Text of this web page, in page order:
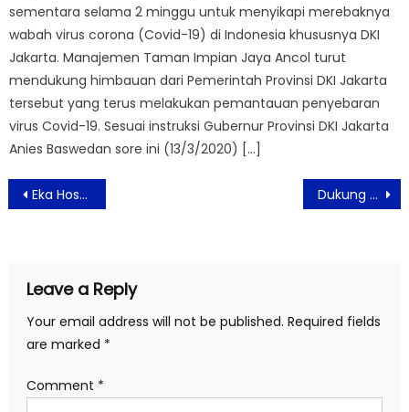
sementara selama 2 minggu untuk menyikapi merebaknya
wabah virus corona (Covid-19) di Indonesia khususnya DKI
Jakarta. Manajemen Taman Impian Jaya Ancol turut
mendukung himbauan dari Pemerintah Provinsi DKI Jakarta
tersebut yang terus melakukan pemantauan penyebaran
virus Covid-19. Sesuai instruksi Gubernur Provinsi DKI Jakarta
Anies Baswedan sore ini (13/3/2020) […]
Post
navigation
Eka Hospital Luncurkan Paket PCI Jantung Lengkap Dukung Pemulihan Industri Fesyen, Muffest 2021 Hadir di Yogyakarta
Leave a Reply
Your email address will not be published. Required fields
are marked *
Comment *